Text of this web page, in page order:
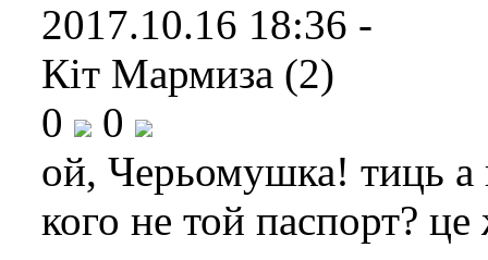
2017.10.16 18:36 -
Кіт Мармиза (2)
0
0
ой, Черьомушка! тиць а
кого не той паспорт?